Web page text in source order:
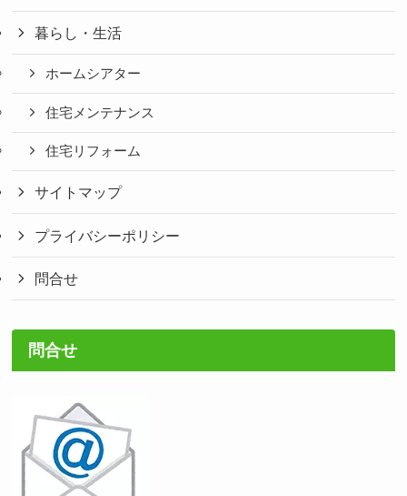
暮らし・生活
ホームシアター
住宅メンテナンス
住宅リフォーム
サイトマップ
プライバシーポリシー
問合せ
問合せ